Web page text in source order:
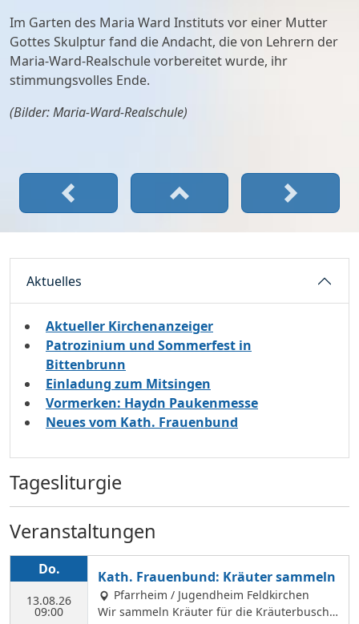
Im Garten des Maria Ward Instituts vor einer Mutter
Gottes Skulptur fand die Andacht, die von Lehrern der
Maria-Ward-Realschule vorbereitet wurde, ihr
stimmungsvolles Ende.
(Bilder: Maria-Ward-Realschule)
Aktuelles
Aktueller Kirchenanzeiger
Patrozinium und Sommerfest in
Bittenbrunn
Einladung zum Mitsingen
Vormerken: Haydn Paukenmesse
Neues vom Kath. Frauenbund
Tagesliturgie
Veranstaltungen
Do.
13.08.26
09:00
Kath. Frauenbund: Kräuter sammeln
Pfarrheim / Jugendheim Feldkirchen
Wir sammeln Kräuter für die Kräuterbusche